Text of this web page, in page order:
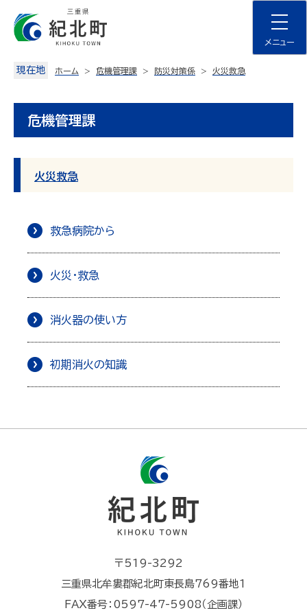
content
メニュー
現在地 ホーム 危機管理課 防災対策係 火災救急
危機管理課
火災救急
救急病院から
火災・救急
消火器の使い方
初期消火の知識
〒519-3292
三重県北牟婁郡紀北町東長島769番地1
FAX番号：0597-47-5908（企画課）